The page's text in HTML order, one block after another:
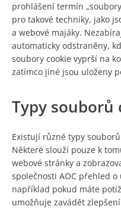
prohlášení termín
pro takové techniky, jako
a webové majáky.
automaticky odstraněny,
soubory cookie vyprší na
zatímco jiné jsou uloženy
Typy souborů
Existují různé typy
Některé slouží pouze k
webové stránky a
společnosti AOC přehled
například pokud máte
umožňuje zavádět